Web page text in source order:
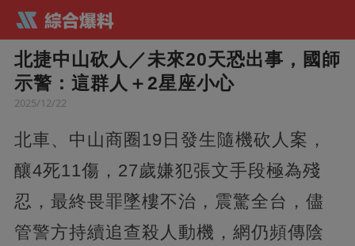
北捷中山砍人／未來20天恐出事，國師
示警：這群人＋2星座小心
2025/12/22
北車、中山商圈19日發生隨機砍人案，
釀4死11傷，27歲嫌犯張文手段極為殘
忍，最終畏罪墜樓不治，震驚全台，儘
管警方持續追查殺人動機，網仍頻傳陰